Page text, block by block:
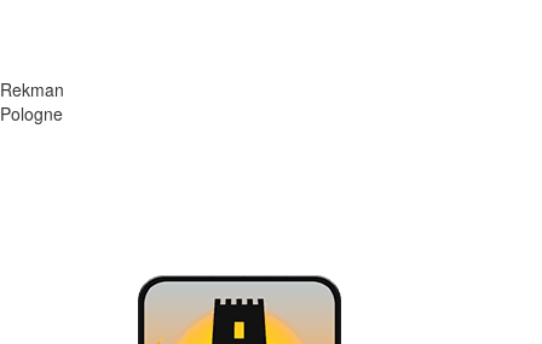
Rekman
Pologne